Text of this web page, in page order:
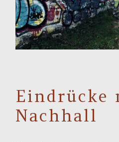
Eindrücke
Nachhall